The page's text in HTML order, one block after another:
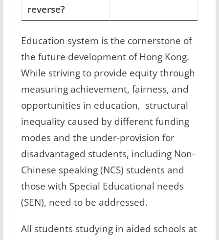
reverse?
Education system is the cornerstone of
the future development of Hong Kong.
While striving to provide equity through
measuring achievement, fairness, and
opportunities in education, structural
inequality caused by different funding
modes and the under-provision for
disadvantaged students, including Non-
Chinese speaking (NCS) students and
those with Special Educational needs
(SEN), need to be addressed.
All students studying in aided schools at